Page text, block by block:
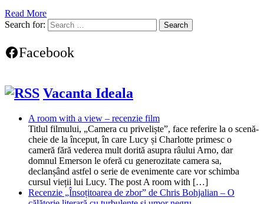
Read More
Search for:
Facebook
Vacanta Ideala
A room with a view – recenzie film
Titlul filmului, „Camera cu priveliște”, face referire la o scenă-
cheie de la început, în care Lucy și Charlotte primesc o
cameră fără vederea mult dorită asupra râului Arno, dar
domnul Emerson le oferă cu generozitate camera sa,
declanșând astfel o serie de evenimente care vor schimba
cursul vieții lui Lucy. The post A room with […]
Recenzie „Însoțitoarea de zbor” de Chris Bohjalian – O